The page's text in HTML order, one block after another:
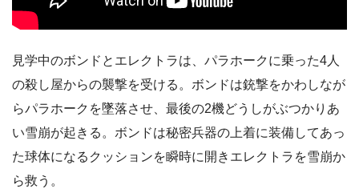
見学中のボンドとエレクトラは、パラホークに乗った4人
の殺し屋からの襲撃を受ける。ボンドは銃撃をかわしなが
らパラホークを墜落させ、最後の2機どうしがぶつかりあ
い雪崩が起きる。ボンドは秘密兵器の上着に装備してあっ
た球体になるクッションを瞬時に開きエレクトラを雪崩か
ら救う。